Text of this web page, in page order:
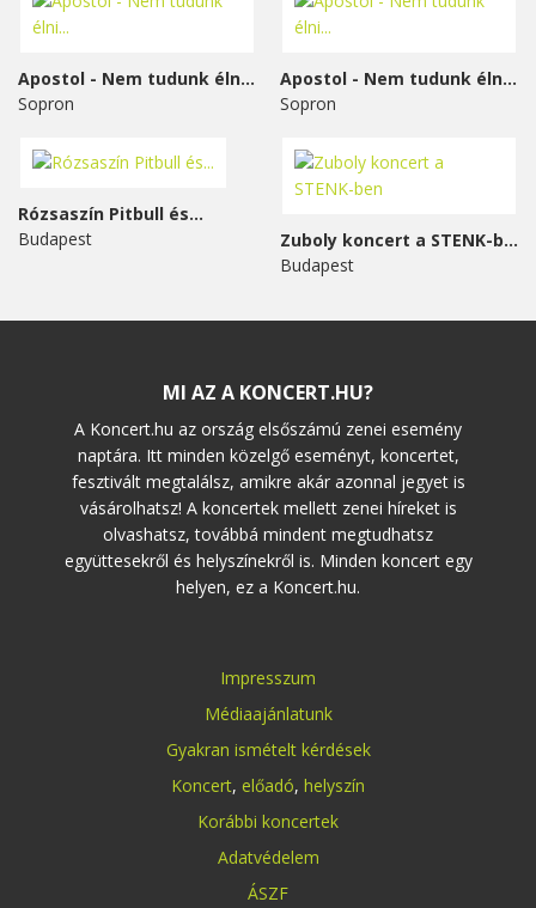
Apostol - Nem tudunk élni...
Sopron
Apostol - Nem tudunk élni...
Sopron
Rózsaszín Pitbull és...
Budapest
Zuboly koncert a STENK-ben
Budapest
MI AZ A KONCERT.HU?
A Koncert.hu az ország elsőszámú zenei esemény
naptára. Itt minden közelgő eseményt, koncertet,
fesztivált megtalálsz, amikre akár azonnal jegyet is
vásárolhatsz! A koncertek mellett zenei híreket is
olvashatsz, továbbá mindent megtudhatsz
együttesekről és helyszínekről is. Minden koncert egy
helyen, ez a Koncert.hu.
Impresszum
Médiaajánlatunk
Gyakran ismételt kérdések
Koncert, előadó, helyszín
Korábbi koncertek
Adatvédelem
ÁSZF